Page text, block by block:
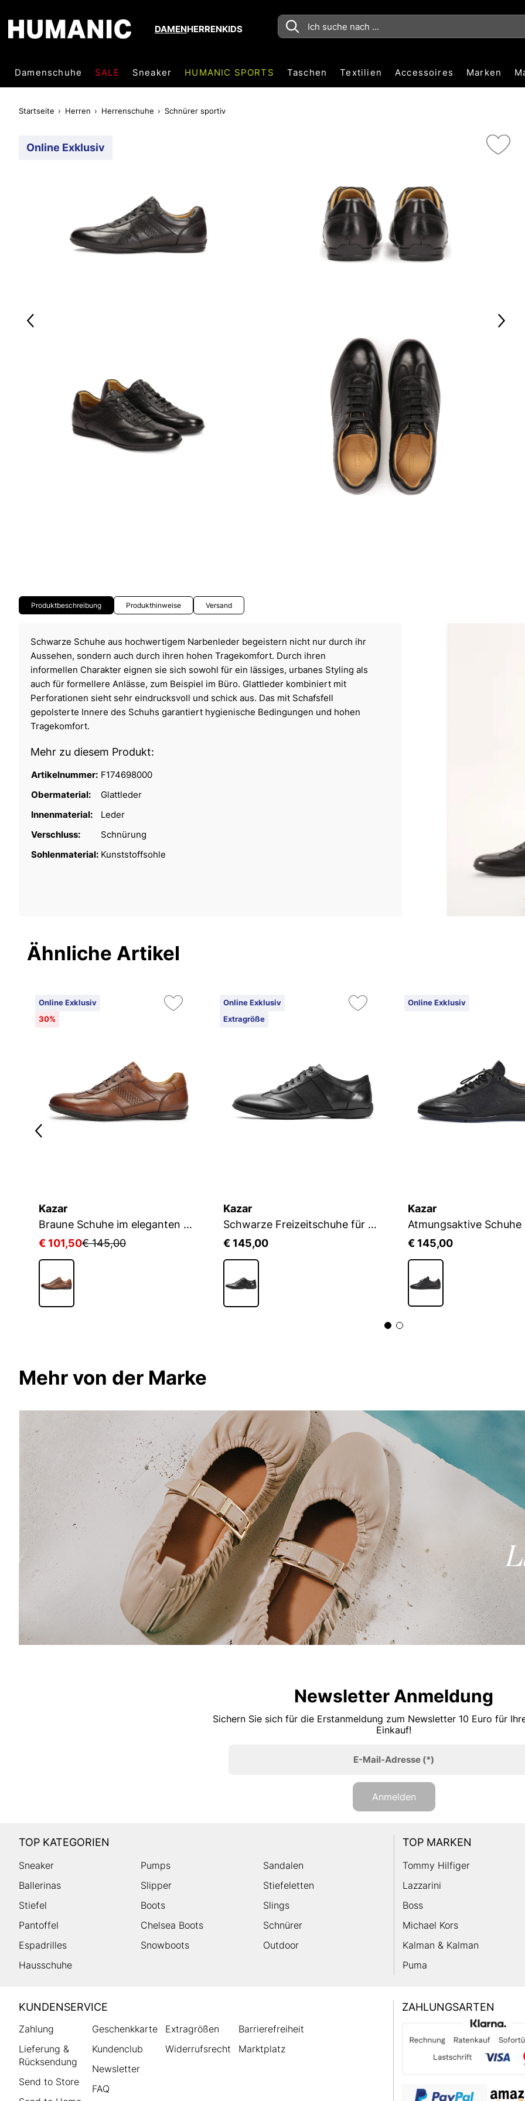
DAMENHERRENKIDS
Damenschuhe SALE Sneaker HUMANIC SPORTS Taschen Textilien Accessoires Marken
Startseite Herren Herrenschuhe Schnürer sportiv
Online Exklusiv
Produktbeschreibung Produkthinweise Versand
Schwarze Schuhe aus hochwertigem Narbenleder begeistern nicht nur durch ihr
Aussehen, sondern auch durch ihren hohen Tragekomfort. Durch ihren
informellen Charakter eignen sie sich sowohl für ein lässiges, urbanes Styling als
auch für formellere Anlässe, zum Beispiel im Büro. Glattleder kombiniert mit
Perforationen sieht sehr eindrucksvoll und schick aus. Das mit Schafsfell
gepolsterte Innere des Schuhs garantiert hygienische Bedingungen und hohen
Tragekomfort.
Mehr zu diesem Produkt:
Artikelnummer: F174698000
Obermaterial:
Glattleder
Innenmaterial:
Leder
Verschluss:
Schnürung
Sohlenmaterial: Kunststoffsohle
Ähnliche Artikel
Online Exklusiv
30%
Kazar
Braune Schuhe im eleganten Freizeitstil
€ 101,50€ 145,00
Online Exklusiv
Extragröße
Kazar
Schwarze Freizeitschuhe für Männer
€ 145,00
Online Exklusiv
Kazar
€ 145,00
Mehr von der Marke
Newsletter Anmeldung
Sichern Sie sich für die Erstanmeldung zum Newsletter 10 Euro für
Einkauf!
E-Mail-Adresse(*)
Anmelden
TOP KATEGORIEN
Sneaker Pumps
Sandalen
Ballerinas
Slipper
Stiefeletten
Stiefel
Boots
Slings
Pantoffel
Chelsea Boots
Schnürer
Espadrilles
Snowboots
Outdoor
Hausschuhe
TOP MARKEN
Tommy Hilfiger
Lazzarini
Boss
Michael Kors
Kalman & Kalman
Puma
HUMANIC
Footer
KUNDENSERVICE
Zahlung
Lieferung &
Rücksendung
Send to Store
Geschenkkarte
Kundenclub
Newsletter
FAQ
Extragrößen
Widerrufsrecht
Barrierefreiheit
Marktplatz
ZAHLUNGSARTEN